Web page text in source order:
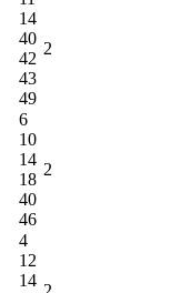
14
40
42
43
49
2
6
10
14
18
40
46
2
4
12
14